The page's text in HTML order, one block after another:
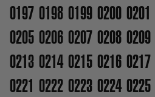
0197 0198 0199 0200 0201
0205 0206 0207 0208 0209
0213 0214 0215 0216 0217
0221 0222 0223 0224 0225